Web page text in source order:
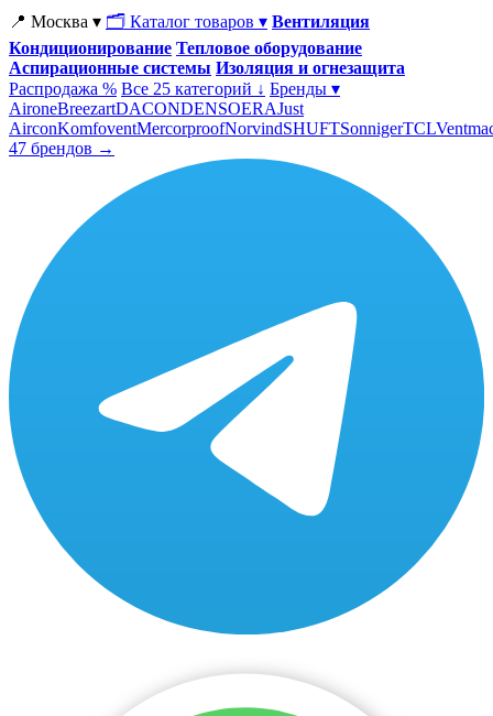
📍 Москва ▾ 🗂 Каталог товаров ▾ Вентиляция
Кондиционирование Тепловое оборудование
Аспирационные системы Изоляция и огнезащита
Распродажа % Все 25 категорий ↓ Бренды ▾
AironeBreezartDACONDENSOERAJust
AirconKomfoventMercorproofNorvindSHUFTSonnigerTCL
47 брендов →